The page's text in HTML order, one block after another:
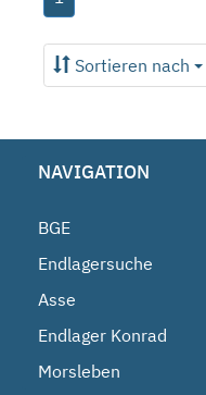
Sortieren nach
NAVIGATION
BGE
Endlagersuche
Asse
Endlager Konrad
Morsleben